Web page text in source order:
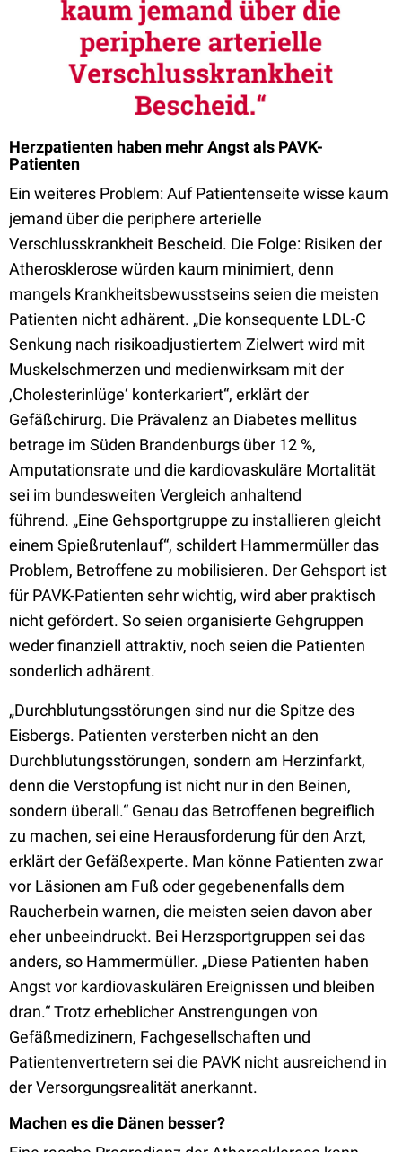
Herzpatienten haben mehr Angst als PAVK-
Patienten
Ein weiteres Problem: Auf Patientenseite wisse kaum
jemand über die periphere arterielle
Verschlusskrankheit Bescheid. Die Folge: Risiken der
Atherosklerose würden kaum minimiert, denn
mangels Krankheitsbewusstseins seien die meisten
Patienten nicht adhärent. „Die konsequente LDL-C
Senkung nach risikoadjustiertem Zielwert wird mit
Muskelschmerzen und medienwirksam mit der
‚Cholesterinlüge‘ konterkariert“, erklärt der
Gefäßchirurg. Die Prävalenz an Diabetes mellitus
betrage im Süden Brandenburgs über 12 %,
Amputationsrate und die kardiovaskuläre Mortalität
sei im bundesweiten Vergleich anhaltend
führend. „Eine Gehsportgruppe zu installieren gleicht
einem Spießrutenlauf“, schildert Hammermüller das
Problem, Betroffene zu mobilisieren. Der Gehsport ist
für PAVK-Patienten sehr wichtig, wird aber praktisch
nicht gefördert. So seien organisierte Gehgruppen
weder finanziell attraktiv, noch seien die Patienten
sonderlich adhärent.
„Durchblutungsstörungen sind nur die Spitze des
Eisbergs. Patienten versterben nicht an den
Durchblutungsstörungen, sondern am Herzinfarkt,
denn die Verstopfung ist nicht nur in den Beinen,
sondern überall.“ Genau das Betroffenen begreiflich
zu machen, sei eine Herausforderung für den Arzt,
erklärt der Gefäßexperte. Man könne Patienten zwar
vor Läsionen am Fuß oder gegebenenfalls dem
Raucherbein warnen, die meisten seien davon aber
eher unbeeindruckt. Bei Herzsportgruppen sei das
anders, so Hammermüller. „Diese Patienten haben
Angst vor kardiovaskulären Ereignissen und bleiben
dran.“ Trotz erheblicher Anstrengungen von
Gefäßmedizinern, Fachgesellschaften und
Patientenvertretern sei die PAVK nicht ausreichend in
der Versorgungsrealität anerkannt.
Machen es die Dänen besser?